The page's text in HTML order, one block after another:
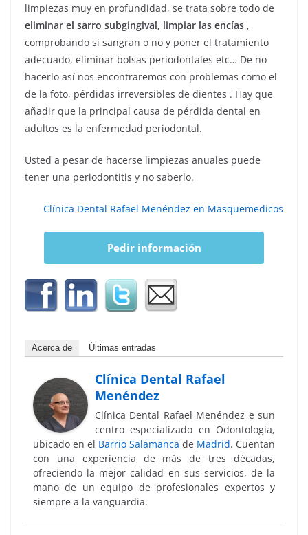
limpiezas muy en profundidad, se trata sobre todo de
eliminar el sarro subgingival, limpiar las encías ,
comprobando si sangran o no y poner el tratamiento
adecuado, eliminar bolsas periodontales etc… De no
hacerlo así nos encontraremos con problemas como el
de la foto, pérdidas irreversibles de dientes . Hay que
añadir que la principal causa de pérdida dental en
adultos es la enfermedad periodontal.
Usted a pesar de hacerse limpiezas anuales puede
tener una periodontitis y no saberlo.
Clínica Dental Rafael Menéndez en Masquemedicos
Pedir información
Acerca de Últimas entradas
Clínica Dental Rafael
Menéndez
Clínica Dental Rafael Menéndez e sun
centro especializado en Odontología,
ubicado en el Barrio Salamanca de Madrid. Cuentan
con una experiencia de más de tres décadas,
ofreciendo la mejor calidad en sus servicios, de la
mano de un equipo de profesionales expertos y
siempre a la vanguardia.